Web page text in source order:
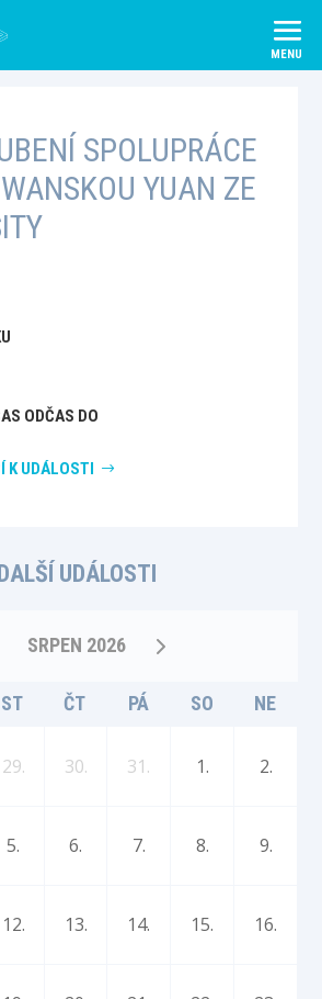
SPOLUPRÁCE
YUAN ZE
ODČAS DO
K UDÁLOSTI
UDÁLOSTI
SRPEN 2026
ST ČT PÁ SO NE
29. 30. 31. 1. 2.
5. 6. 7. 8. 9.
12. 13. 14. 15. 16.